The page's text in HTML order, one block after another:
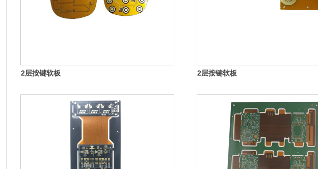
2层按键软板 2层按键软板